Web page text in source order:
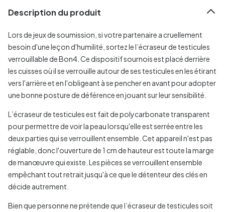
Description du produit
Lors de jeux de soumission, si votre partenaire a cruellement
besoin d'une leçon d'humilité, sortez le l’écraseur de testicules
verrouillable de Bon4. Ce dispositif sournois est placé derrière
les cuisses où il se verrouille autour de ses testicules en les étirant
vers l'arrière et en l'obligeant à se pencher en avant pour adopter
une bonne posture de déférence en jouant sur leur sensibilité.
L’écraseur de testicules est fait de polycarbonate transparent
pour permettre de voir la peau lorsqu'elle est serrée entre les
deux parties qui se verrouillent ensemble. Cet appareil n'est pas
réglable, donc l'ouverture de 1 cm de hauteur est toute la marge
de manœuvre qui existe. Les pièces se verrouillent ensemble
empêchant tout retrait jusqu'à ce que le détenteur des clés en
décide autrement.
Bien que personne ne prétende que l’écraseur de testicules soit